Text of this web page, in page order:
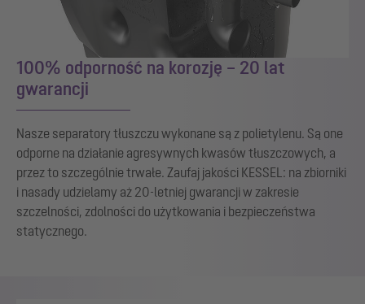
100% odporność na korozję – 20 lat
gwarancji
Nasze separatory tłuszczu wykonane są z polietylenu. Są one
odporne na działanie agresywnych kwasów tłuszczowych, a
przez to szczególnie trwałe. Zaufaj jakości KESSEL: na zbiorniki
i nasady udzielamy aż 20-letniej gwarancji w zakresie
szczelności, zdolności do użytkowania i bezpieczeństwa
statycznego.